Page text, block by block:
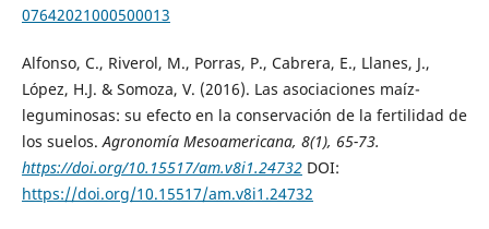
07642021000500013
Alfonso, C., Riverol, M., Porras, P., Cabrera, E., Llanes, J.,
López, H.J. & Somoza, V. (2016). Las asociaciones maíz-
leguminosas: su efecto en la conservación de la fertilidad de
los suelos. Agronomía Mesoamericana, 8(1), 65-73.
https://doi.org/10.15517/am.v8i1.24732DOI:
https://doi.org/10.15517/am.v8i1.24732